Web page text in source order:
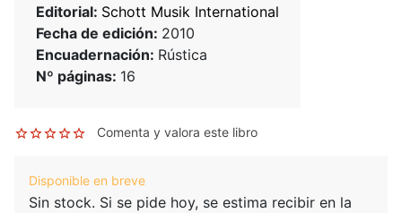
Editorial: Schott Musik International
Fecha de edición: 2010
Encuadernación: Rústica
Nº páginas: 16
Comenta y valora este libro
Disponible en breve
Sin stock. Si se pide hoy, se estima recibir en la